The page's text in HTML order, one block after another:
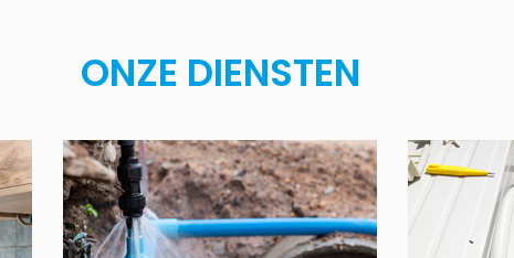
ONZE DIENSTEN